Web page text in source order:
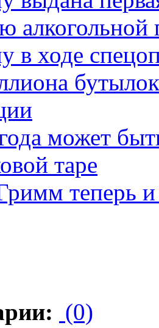
в ходе
может
таре
теперь
(0)